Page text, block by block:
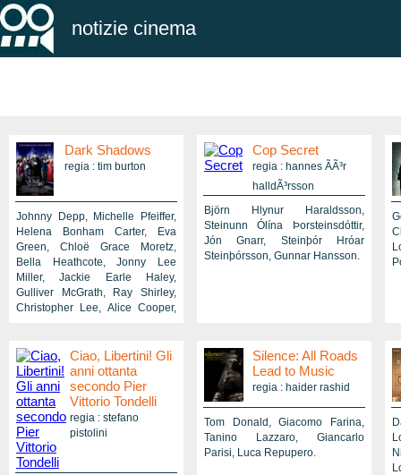
notizie cinema
Dark Shadows
regia : tim burton
Johnny Depp, Michelle Pfeiffer,
Helena Bonham Carter, Eva
Green, Chloë Grace Moretz,
Bella Heathcote, Jonny Lee
Miller, Jackie Earle Haley,
Gulliver McGrath, Ray Shirley,
Christopher Lee, Alice Cooper,
Shane Rimmer, Michael
Shannon (II), Harry Taylor, Guy
Flanagan, Nigel Whitmey, Philip
Bulcock, Sophie Kennedy Clark,
Hannah Murray, Victoria Bewick,
Sean Mahon, Alexia Osborne,
Richard Hollis, Michael
Shannon.
Cop Secret
regia : hannes ÃÃ³r
halldÃ³rsson
Björn Hlynur Haraldsson,
Steinunn Ólína Þorsteinsdóttir,
Jón Gnarr, Steinþór Hróar
Steinþórsson, Gunnar Hansson.
Ciao, Libertini! Gli
anni ottanta
secondo Pier
Vittorio Tondelli
regia : stefano
pistolini
Silence: All Roads
Lead to Music
regia : haider rashid
Tom Donald, Giacomo Farina,
Tanino Lazzaro, Giancarlo
Parisi, Luca Repupero.